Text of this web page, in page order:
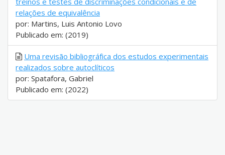
relações de equivalência
por: Martins, Luis Antonio Lovo
Publicado em: (2019)
Uma revisão bibliográfica dos estudos experimentais
realizados sobre autoclíticos
por: Spatafora, Gabriel
Publicado em: (2022)